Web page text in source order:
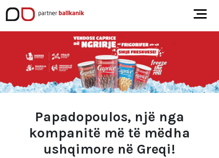
Papadopoulos, një nga
kompanitë më të mëdha
ushqimore në Greqi!